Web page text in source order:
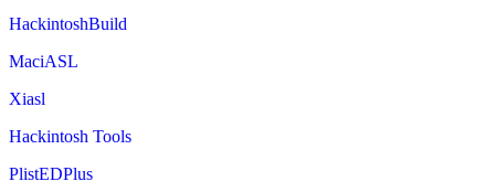
HackintoshBuild
MaciASL
Xiasl
Hackintosh Tools
PlistEDPlus